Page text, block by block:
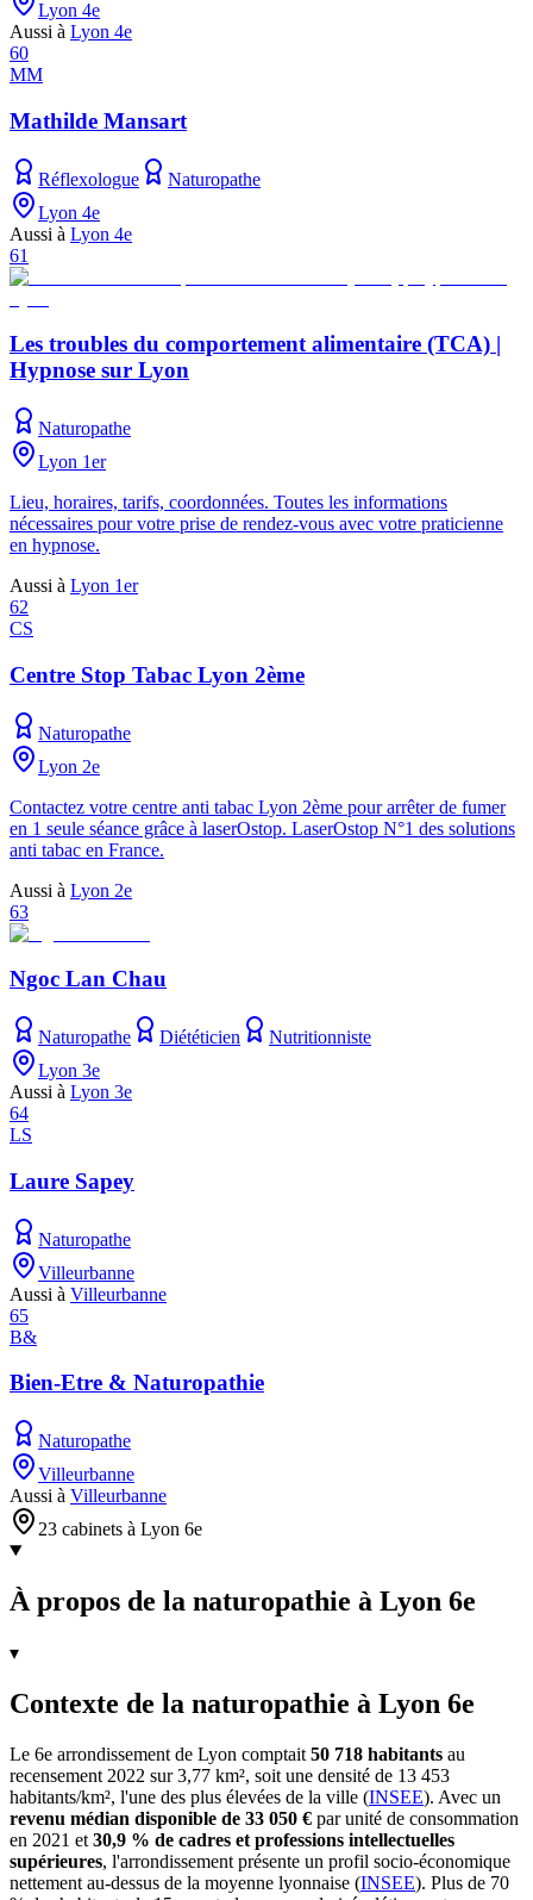
Lyon 4e
Aussi à Lyon 4e
60
MM
Mathilde Mansart
Réflexologue
Naturopathe
Lyon 4e
Aussi à Lyon 4e
61
Les troubles du comportement alimentaire (TCA) |
Hypnose sur Lyon
Naturopathe
Lyon 1er
Lieu, horaires, tarifs, coordonnées. Toutes les informations
nécessaires pour votre prise de rendez-vous avec votre praticienne
en hypnose.
Aussi à Lyon 1er
62
CS
Centre Stop Tabac Lyon 2ème
Naturopathe
Lyon 2e
Contactez votre centre anti tabac Lyon 2ème pour arrêter de fumer
en 1 seule séance grâce à laserOstop. LaserOstop N°1 des solutions
anti tabac en France.
Aussi à Lyon 2e
63
Ngoc Lan Chau
Naturopathe Diététicien
Nutritionniste
Lyon 3e
Aussi à Lyon 3e
64
LS
Laure Sapey
Naturopathe
Villeurbanne
Aussi à Villeurbanne
65
B&
Bien-Etre & Naturopathie
Naturopathe
Villeurbanne
Aussi à Villeurbanne
23 cabinets à Lyon 6e
À propos de la naturopathie à Lyon 6e
▾
Contexte de la naturopathie à Lyon 6e
Le 6e arrondissement de Lyon comptait 50 718 habitants au
recensement 2022 sur 3,77 km², soit une densité de 13 453
habitants/km², l'une des plus élevées de la ville (INSEE). Avec un
revenu médian disponible de 33 050 € par unité de consommation
en 2021 et 30,9 % de cadres et professions intellectuelles
supérieures, l'arrondissement présente un profil socio-économique
nettement au-dessus de la moyenne lyonnaise (INSEE). Plus de 70